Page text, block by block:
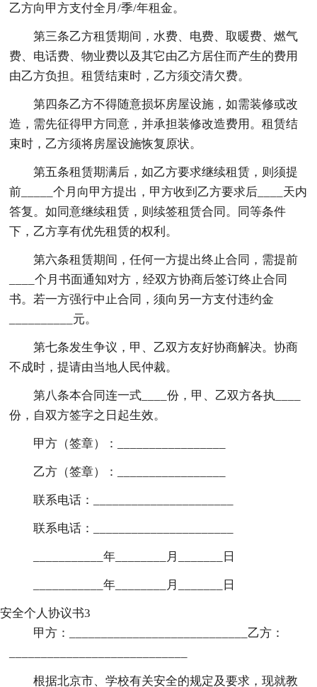
乙方向甲方支付全月/季/年租金。
第三条乙方租赁期间，水费、电费、取暖费、燃气
费、电话费、物业费以及其它由乙方居住而产生的费用
由乙方负担。租赁结束时，乙方须交清欠费。
第四条乙方不得随意损坏房屋设施，如需装修或改
造，需先征得甲方同意，并承担装修改造费用。租赁结
束时，乙方须将房屋设施恢复原状。
第五条租赁期满后，如乙方要求继续租赁，则须提
前_____个月向甲方提出，甲方收到乙方要求后____天内
答复。如同意继续租赁，则续签租赁合同。同等条件
下，乙方享有优先租赁的权利。
第六条租赁期间，任何一方提出终止合同，需提前
____个月书面通知对方，经双方协商后签订终止合同
书。若一方强行中止合同，须向另一方支付违约金
__________元。
第七条发生争议，甲、乙双方友好协商解决。协商
不成时，提请由当地人民仲裁。
第八条本合同连一式____份，甲、乙双方各执____
份，自双方签字之日起生效。
甲方（签章）：_________________
乙方（签章）：_________________
联系电话：______________________
联系电话：______________________
___________年________月_______日
___________年________月_______日
安全个人协议书3
甲方：____________________________乙方：
根据北京市、学校有关安全的规定及要求，现就教